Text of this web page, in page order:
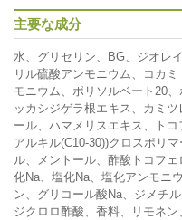
主要な成分
水、グリセリン、BG、ジオレ
リル硫酸アンモニウム、コカ
モニウム、ポリソルベート20
ッカシジゲラ根エキス、カミ
ール、ハマメリスエキス、ト
アルキル(C10-30))クロスポリ
ル、メントール、酢酸トコフ
化Na、塩化Na、塩化アンモニ
ン、グリコール酸Na、ジメチ
ジクロロ酢酸、香料、リモネ